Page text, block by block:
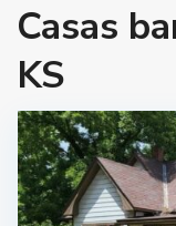
Casas
KS